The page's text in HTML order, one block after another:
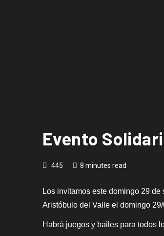
Evento
445 8 minutes read
Los invitamos este domingo 29 de
Aristóbulo del Valle el domingo
Habrá juegos y bailes para todos